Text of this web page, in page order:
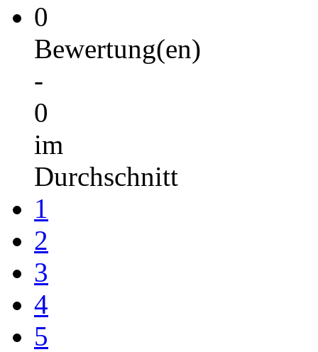
0
Bewertung(en)
-
0
im
Durchschnitt
1
2
3
4
5